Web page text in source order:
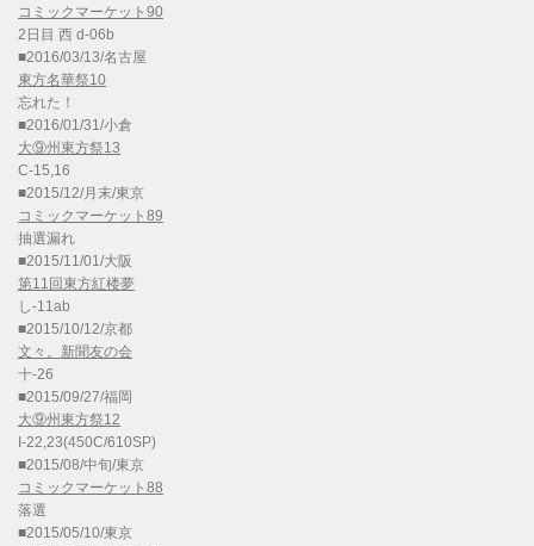
コミックマーケット90
2日目 西 d-06b
■2016/03/13/名古屋
東方名華祭10
忘れた！
■2016/01/31/小倉
大⑨州東方祭13
C-15,16
■2015/12/月末/東京
コミックマーケット89
抽選漏れ
■2015/11/01/大阪
第11回東方紅楼夢
し-11ab
■2015/10/12/京都
文々。新聞友の会
十-26
■2015/09/27/福岡
大⑨州東方祭12
I-22,23(450C/610SP)
■2015/08/中旬/東京
コミックマーケット88
落選
■2015/05/10/東京